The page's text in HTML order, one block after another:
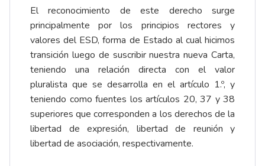
El reconocimiento de este derecho surge
principalmente por los principios rectores y
valores del ESD, forma de Estado al cual hicimos
transición luego de suscribir nuestra nueva Carta,
teniendo una relación directa con el valor
pluralista que se desarrolla en el artículo 1.º, y
teniendo como fuentes los artículos 20, 37 y 38
superiores que corresponden a los derechos de la
libertad de expresión, libertad de reunión y
libertad de asociación, respectivamente.